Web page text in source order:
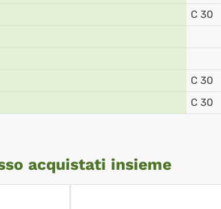
C 30
C 30
C 30
acquistati insieme